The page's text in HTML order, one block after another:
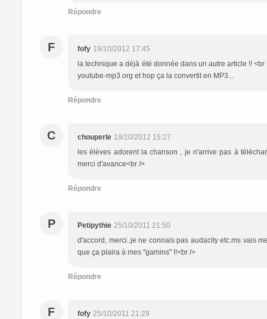
Répondre
F fofy 19/10/2012 17:45
la technique a déjà été donnée dans un autre article !!
youtube-mp3.org et hop ça la convertit en MP3...
Répondre
C chouperle 19/10/2012 15:27
les élèves adorent la chanson , je n'arrive pas à
merci d'avance<br />
Répondre
P Petipythie 25/10/2011 21:50
d'accord, merci..je ne connais pas audacity etc.ms vais
que ça plaira à mes "gamins" !!<br />
Répondre
F fofy 25/10/2011 21:29